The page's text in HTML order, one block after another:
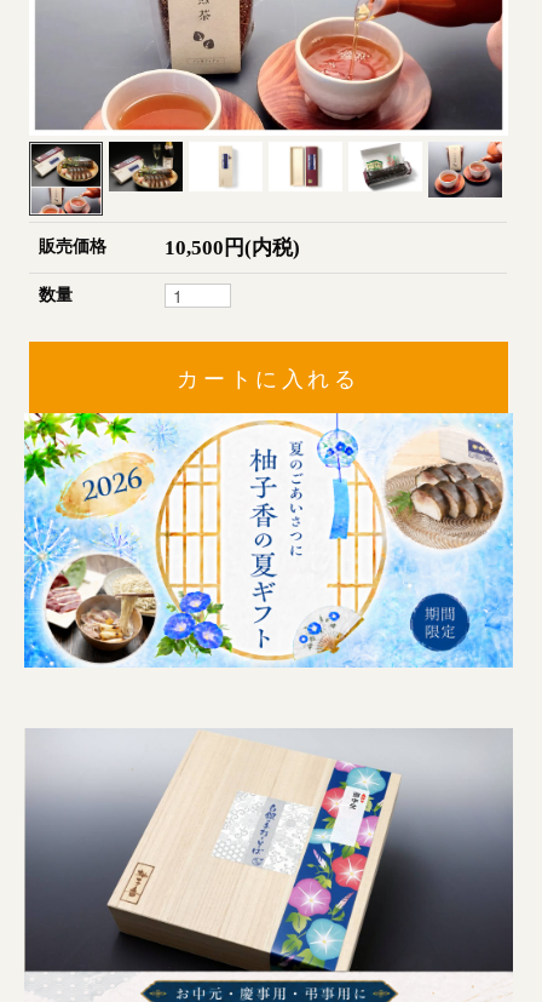
販売価格 10,500円(内税)
数量
カートに入れる